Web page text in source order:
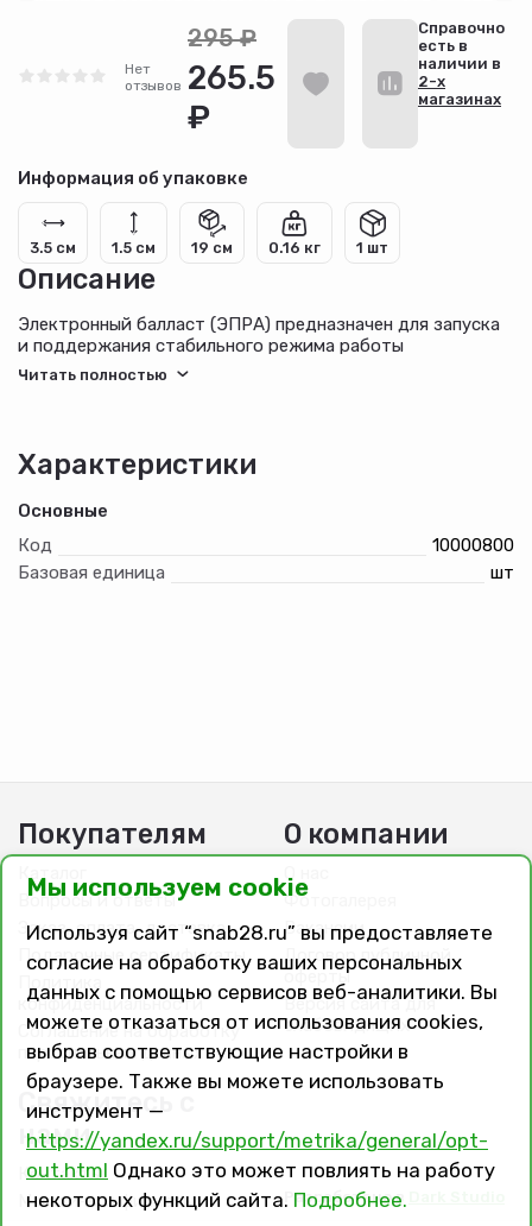
Нет
отзывов
295 ₽
265.5
₽
Cправочно
есть в
наличии в
2-х
магазинах
Информация об упаковке
3.5 см 1.5 см 19 см 0.16 кг 1 шт
Описание
Электронный балласт (ЭПРА) предназначен для запуска
и поддержания стабильного режима работы
люминесцентных ламп.
Характеристики
Основные
Код
10000800
Базовая единица
шт
Покупателям
Каталог
Вопросы и ответы
Заказ, оплата, доставка
Подарочные сертификаты
конфиденциальности
Соглашение на обработку
персональных данных
О компании
О нас
Фотогалерея
Вакансии
Договор публичной
оферты
Версия сайта для
слабовидящих
Свяжитесь с
нами
Контакты
Магазины и филиалы
Разработано в
Мы используем cookie
Используя сайт “snab28.ru” вы предоставляете
согласие на обработку ваших персональных
данных с помощью сервисов веб-аналитики. Вы
можете отказаться от использования cookies,
выбрав соответствующие настройки в
браузере. Также вы можете использовать
инструмент —
https://yandex.ru/support/metrika/general/opt-
out.html Однако это может повлиять на работу
некоторых функций сайта. Подробнее.